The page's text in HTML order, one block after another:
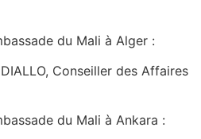
du Mali à Alger :
Conseiller des Affaires
du Mali à Ankara :